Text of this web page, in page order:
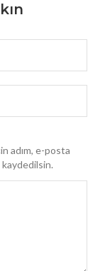
adım, e-posta
kaydedilsin.